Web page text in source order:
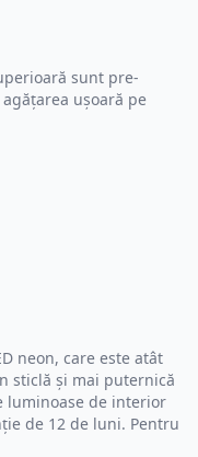
sunt pre-
ușoară pe
neon, care este atât
sticlă și mai puternică
luminoase de interior
de 12 de luni. Pentru